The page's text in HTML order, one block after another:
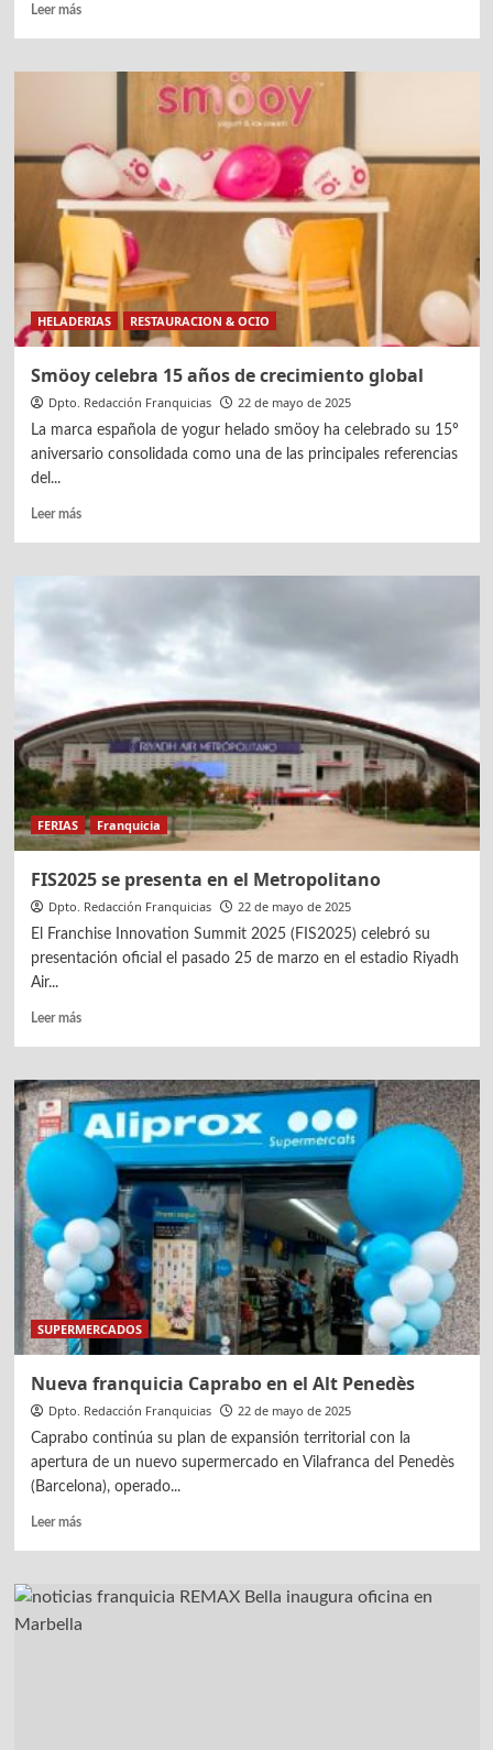
Leer másLeer
Kawaii
Oviedo
continúa
su
expansión
nacional
HELADERIAS RESTAURACION & OCIO
Smöoy celebra 15 años de crecimiento global
Dpto. Redacción Franquicias 22 de mayo de 2025
La marca española de yogur helado smöoy ha celebrado su 15º
aniversario consolidada como una de las principales referencias
del...
Leer másLeer
años
FERIAS Franquicia
FIS2025 se presenta en el Metropolitano
Dpto. Redacción Franquicias 22 de mayo de 2025
El Franchise Innovation Summit 2025 (FIS2025) celebró su
presentación oficial el pasado 25 de marzo en el estadio Riyadh
Air...
Leer másLeer
FIS2025
se
presenta
en
Metropolitano
SUPERMERCADOS
Nueva franquicia Caprabo en el Alt Penedès
Dpto. Redacción Franquicias 22 de mayo de 2025
Caprabo continúa su plan de expansión territorial con la
apertura de un nuevo supermercado en Vilafranca del Penedès
(Barcelona), operado...
Leer másLeer
franquicia
Caprabo